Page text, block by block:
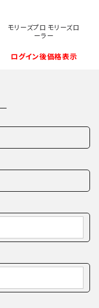
モリーズプロ モリーズロ
ーラー
ログイン後価格表示